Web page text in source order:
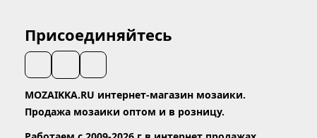
Присоединяйтесь
MOZAIKKA.RU интернет-магазин мозаики.
Продажа мозаики оптом и в розницу.